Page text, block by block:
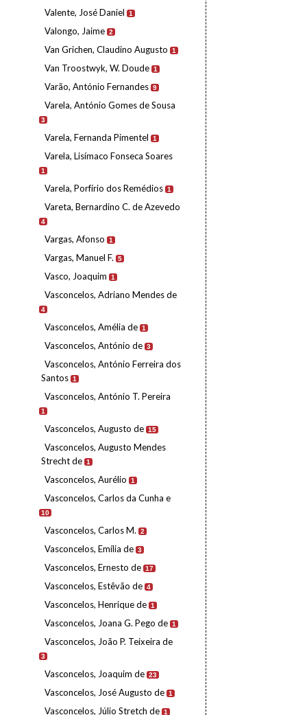
Valente, José Daniel 1
Valongo, Jaime 2
Van Grichen, Claudino Augusto 1
Van Troostwyk, W. Doude 1
Varão, António Fernandes 9
Varela, António Gomes de Sousa
3
Varela, Fernanda Pimentel 1
Varela, Lisímaco Fonseca Soares
1
Varela, Porfírio dos Remédios 1
Vareta, Bernardino C. de Azevedo
4
Vargas, Afonso 1
Vargas, Manuel F. 5
Vasco, Joaquim 1
Vasconcelos, Adriano Mendes de
4
Vasconcelos, Amélia de 1
Vasconcelos, António de 3
Vasconcelos, António Ferreira dos
Santos 1
Vasconcelos, António T. Pereira
1
Vasconcelos, Augusto de 15
Vasconcelos, Augusto Mendes
Strecht de 1
Vasconcelos, Aurélio 1
Vasconcelos, Carlos da Cunha e
10
Vasconcelos, Carlos M. 2
Vasconcelos, Emília de 3
Vasconcelos, Ernesto de 17
Vasconcelos, Estêvão de 4
Vasconcelos, Henrique de 1
Vasconcelos, Joana G. Pego de 1
Vasconcelos, João P. Teixeira de
3
Vasconcelos, Joaquim de 23
Vasconcelos, José Augusto de 1
Vasconcelos, Júlio Stretch de 1